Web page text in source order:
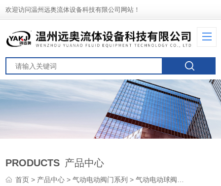
欢迎访问温州远奥流体设备科技有限公司网站！
PRODUCTS 产品中心
首页> 产品中心 >气动电动阀门系列 >气动电动球阀> 角座阀地角